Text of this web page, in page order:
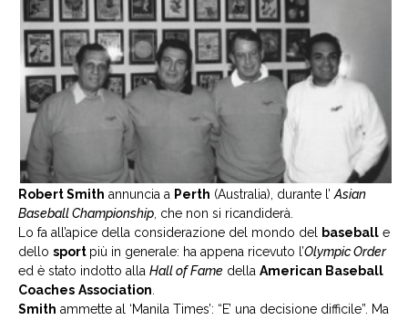
Robert Smith annuncia a Perth (Australia), durante l’Asian
Baseball Championship, che non si ricandiderà.
Lo fa all’apice della considerazione del mondo del baseball e
dello sport più in generale: ha appena ricevuto l’Olympic Order
ed è stato indotto alla Hall of Fame della American Baseball
Coaches Association.
Smith ammette al ‘Manila Times’: “E’ una decisione difficile”. Ma